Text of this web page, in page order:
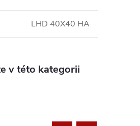
LHD 40X40 HA
v této kategorii